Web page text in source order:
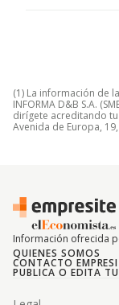
(1) La información de
INFORMA D&B S.A.
dirígete acreditando
Avenida de Europa,
Información ofrecida
QUIENES SOMOS
CONTACTO
PUBLICA O EDITA TU